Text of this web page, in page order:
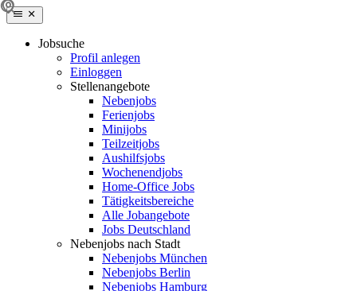
Jobsuche
Profil anlegen
Einloggen
Stellenangebote
Nebenjobs
Ferienjobs
Minijobs
Teilzeitjobs
Aushilfsjobs
Wochenendjobs
Home-Office Jobs
Tätigkeitsbereiche
Alle Jobangebote
Jobs Deutschland
Nebenjobs nach Stadt
Nebenjobs München
Nebenjobs Berlin
Nebenjobs Hamburg